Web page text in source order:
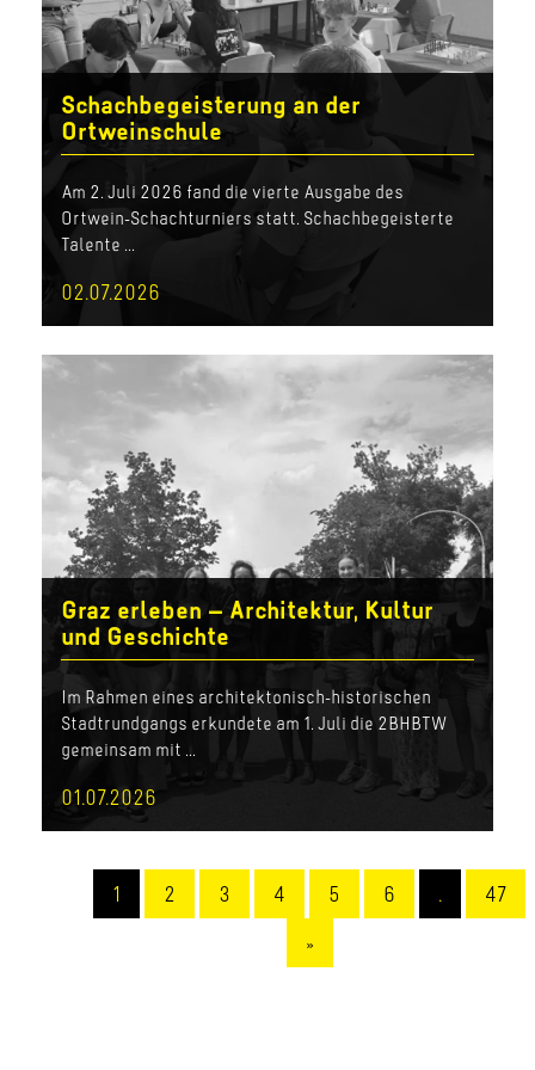
Schachbegeisterung an der
Ortweinschule
Am 2. Juli 2026 fand die vierte Ausgabe des
Ortwein-Schachturniers statt. Schachbegeisterte
Talente ...
02.07.2026
Graz erleben – Architektur, Kultur
und Geschichte
Im Rahmen eines architektonisch-historischen
Stadtrundgangs erkundete am 1. Juli die 2BHBTW
gemeinsam mit ...
01.07.2026
1 2 3 4 5 6 … 47
»